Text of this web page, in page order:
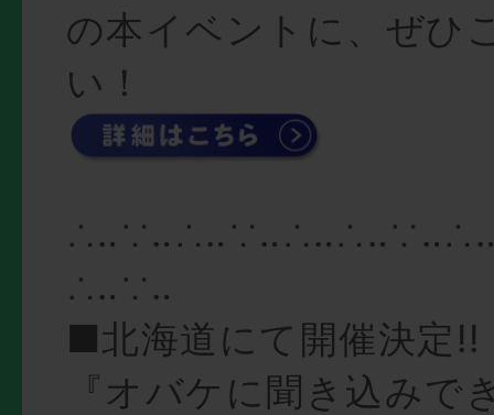
の本イベントに、ぜひ
い！
∴‥∵‥
■北海道にて開催決定!!
『オバケに聞き込みで